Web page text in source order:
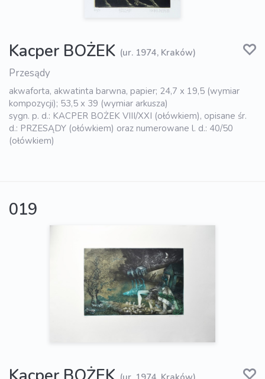
Kacper BOŻEK (ur. 1974, Kraków)
Przesądy
akwaforta, akwatinta barwna, papier; 24,7 x 19,5 (wymiar
kompozycji); 53,5 x 39 (wymiar arkusza)
sygn. p. d.: KACPER BOŻEK VIII/XXI (ołówkiem), opisane śr.
d.: PRZESĄDY (ołówkiem) oraz numerowane l. d.: 40/50
(ołówkiem)
019